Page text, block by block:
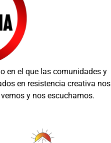
en el que las comunidades y
en resistencia creativa nos
y nos escuchamos.